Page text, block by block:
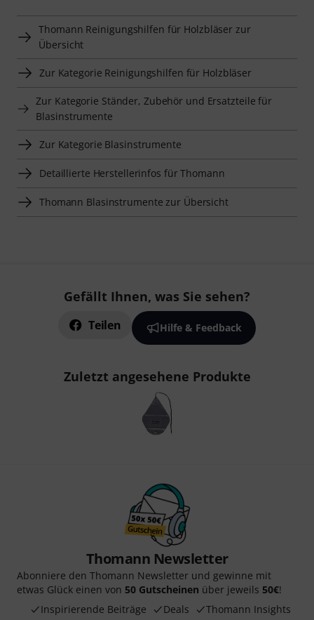
Thomann Reinigungshilfen für Holzbläser zur
Übersicht
Zur Kategorie Reinigungshilfen für Holzbläser
Zur Kategorie Ständer, Zubehör und Ersatzteile für
Blasinstrumente
Zur Kategorie Blasinstrumente
Detaillierte Herstellerinfos für Thomann
Thomann Blasinstrumente zur Übersicht
Gefällt Ihnen, was Sie sehen?
Teilen Hilfe & Feedback
Zuletzt angesehene Produkte
Thomann Newsletter
Abonniere den Thomann Newsletter und gewinne mit
etwas Glück einen von 50 Gutscheinen über jeweils 50€!
Inspirierende Beiträge
Deals Thomann Insights